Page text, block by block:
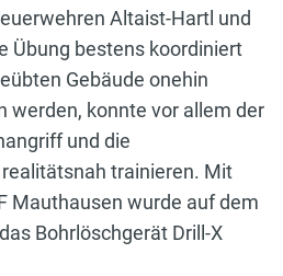
Altaist-Hartl und
Übung bestens koordiniert
Gebäude onehin
werden, konnte vor allem der
und die
trainieren. Mit
Mauthausen wurde auf dem
Bohrlöschgerät Drill-X